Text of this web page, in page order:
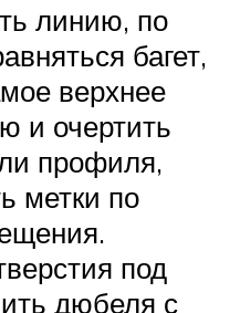
линию, по
багет,
верхнее
и очертить
профиля,
метки по
под
дюбеля с